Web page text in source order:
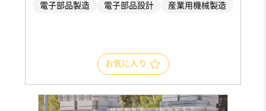
電子部品製造 電子部品設計 産業用機械製造
お気に入り